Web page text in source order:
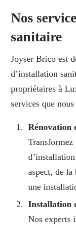
Nos
sanitaire
Joyser Brico est
d’installation
propriétaires à
services que
Rénovation
Transformez
aspect, de
une
Installation
Nos experts